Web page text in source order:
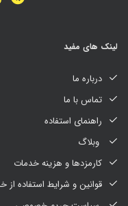
لینک های مفید
درباره ما
تماس با ما
راهنمای استفاده
کارمزدها و هزینه خدمات
قوانین و شرایط استفاده از